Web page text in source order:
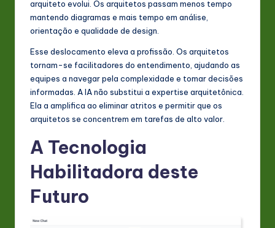
arquiteto evolui. Os arquitetos passam menos tempo
mantendo diagramas e mais tempo em análise,
orientação e qualidade de design.
Esse deslocamento eleva a profissão. Os arquitetos
tornam-se facilitadores do entendimento, ajudando as
equipes a navegar pela complexidade e tomar decisões
informadas. A IA não substitui a expertise arquitetônica.
Ela a amplifica ao eliminar atritos e permitir que os
arquitetos se concentrem em tarefas de alto valor.
A Tecnologia
Habilitadora deste
Futuro